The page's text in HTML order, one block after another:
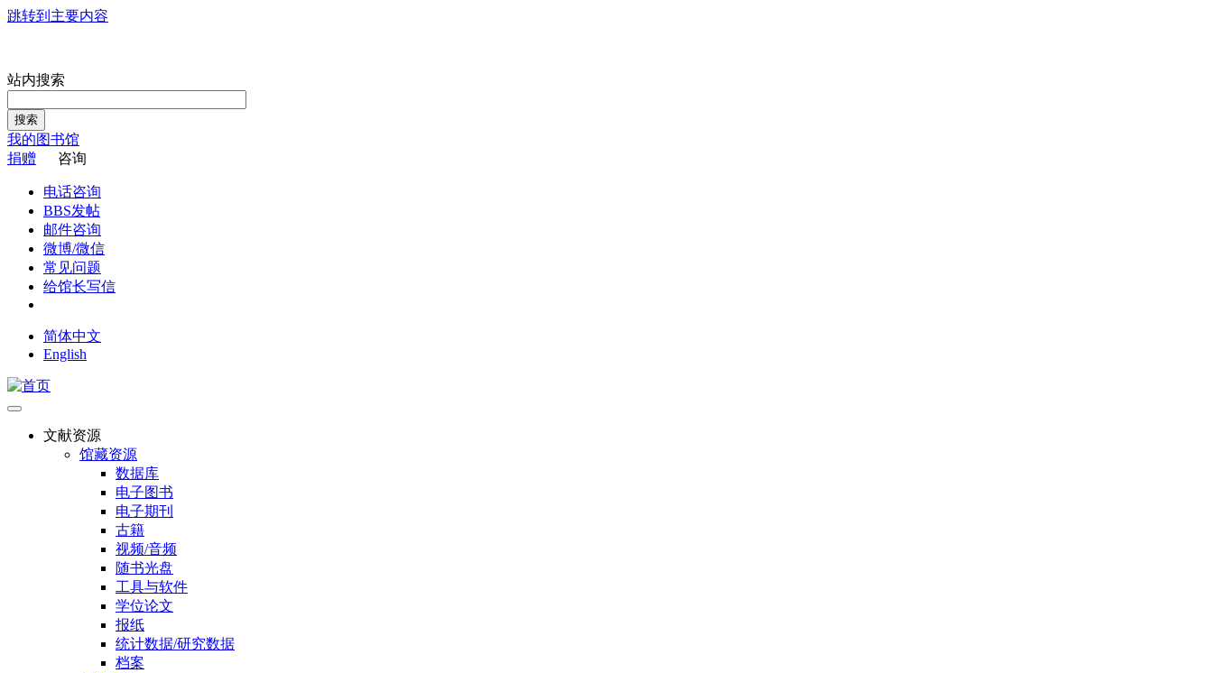
跳转到主要内容
站内搜索
搜索
我的图书馆
捐赠
咨询
电话咨询
BBS发帖
邮件咨询
微博/微信
常见问题
给馆长写信
简体中文
English
文献资源
馆藏资源
数据库
电子图书
电子期刊
古籍
视频/音频
随书光盘
工具与软件
学位论文
报纸
统计数据/研究数据
档案